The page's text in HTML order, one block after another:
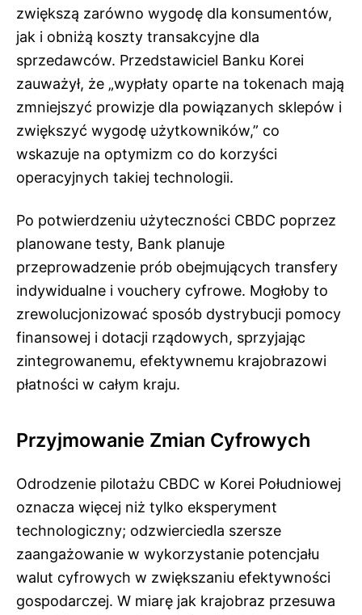
zwiększą zarówno wygodę dla konsumentów,
jak i obniżą koszty transakcyjne dla
sprzedawców. Przedstawiciel Banku Korei
zauważył, że „wypłaty oparte na tokenach mają
zmniejszyć prowizje dla powiązanych sklepów i
zwiększyć wygodę użytkowników,” co
wskazuje na optymizm co do korzyści
operacyjnych takiej technologii.
Po potwierdzeniu użyteczności CBDC poprzez
planowane testy, Bank planuje
przeprowadzenie prób obejmujących transfery
indywidualne i vouchery cyfrowe. Mogłoby to
zrewolucjonizować sposób dystrybucji pomocy
finansowej i dotacji rządowych, sprzyjając
zintegrowanemu, efektywnemu krajobrazowi
płatności w całym kraju.
Przyjmowanie Zmian Cyfrowych
Odrodzenie pilotażu CBDC w Korei Południowej
oznacza więcej niż tylko eksperyment
technologiczny; odzwierciedla szersze
zaangażowanie w wykorzystanie potencjału
walut cyfrowych w zwiększaniu efektywności
gospodarczej. W miarę jak krajobraz przesuwa